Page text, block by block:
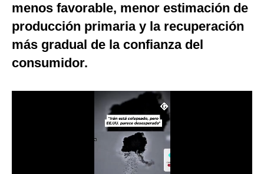
Tecnología
Club del Suscriptor
menos favorable, menor estimación de
producción primaria y la recuperación
más gradual de la confianza del
consumidor.